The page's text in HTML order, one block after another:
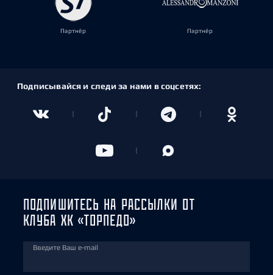
Партнёр Партнёр
Подписывайся и следи за нами в соцсетях:
ПОДПИШИТЕСЬ НА РАССЫЛКИ ОТ
КЛУБА ХК «ТОРПЕДО»
Введите Ваш e-mail